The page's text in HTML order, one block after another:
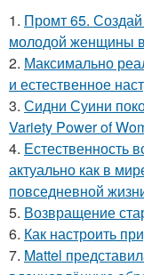
1. Промт 65.
молодой женщины в
2. Максимально
и естественное
3. Сидни Суини
Variety Power of
4. Естественность
актуально как в
повседневной
5. Возвращение
6. Как настроить
7. Mattel